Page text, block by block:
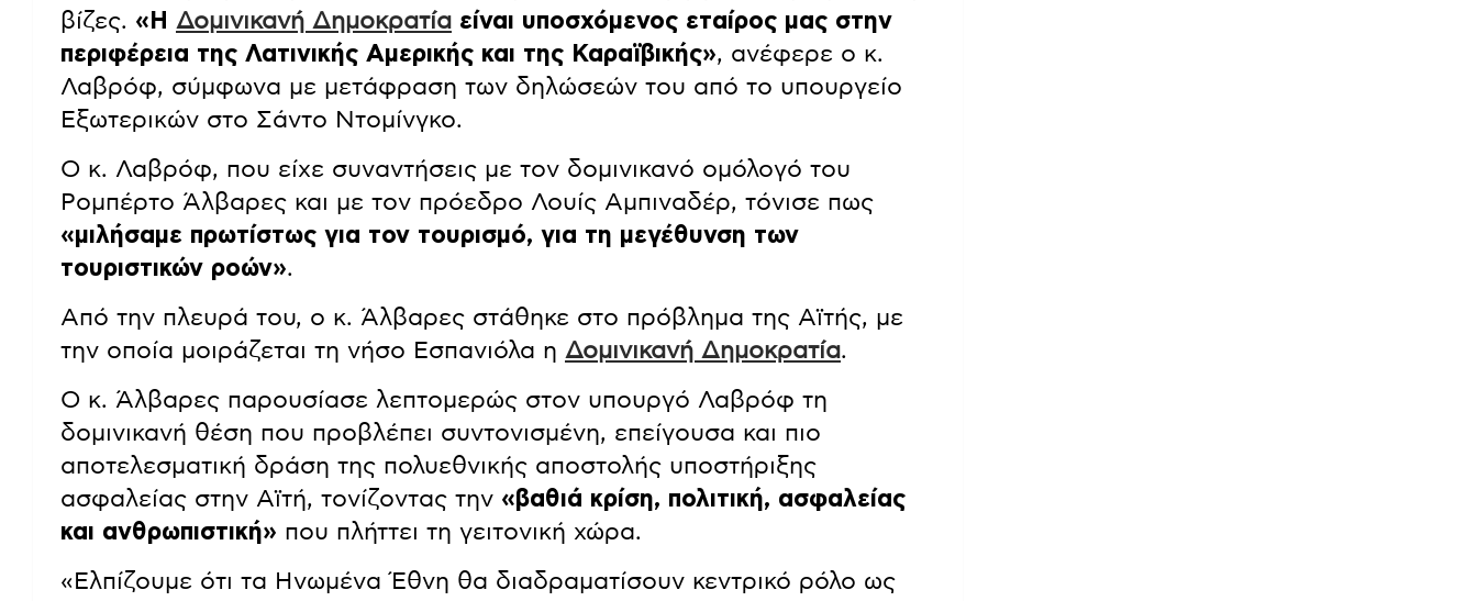
βίζες. «Η Δομινικανή Δημοκρατία είναι υποσχόμενος εταίρος μας στην
περιφέρεια της Λατινικής Αμερικής και της Καραϊβικής», ανέφερε ο κ.
Λαβρόφ, σύμφωνα με μετάφραση των δηλώσεών του από το υπουργείο
Εξωτερικών στο Σάντο Ντομίνγκο.
Ο κ. Λαβρόφ, που είχε συναντήσεις με τον δομινικανό ομόλογό του
Ρομπέρτο Άλβαρες και με τον πρόεδρο Λουίς Αμπιναδέρ, τόνισε πως
«μιλήσαμε πρωτίστως για τον τουρισμό, για τη μεγέθυνση των
τουριστικών ροών».
Από την πλευρά του, ο κ. Άλβαρες στάθηκε στο πρόβλημα της Αϊτής, με
την οποία μοιράζεται τη νήσο Εσπανιόλα η Δομινικανή Δημοκρατία.
Ο κ. Άλβαρες παρουσίασε λεπτομερώς στον υπουργό Λαβρόφ τη
δομινικανή θέση που προβλέπει συντονισμένη, επείγουσα και πιο
αποτελεσματική δράση της πολυεθνικής αποστολής υποστήριξης
ασφαλείας στην Αϊτή, τονίζοντας την «βαθιά κρίση, πολιτική, ασφαλείας
και ανθρωπιστική» που πλήττει τη γειτονική χώρα.
«Ελπίζουμε ότι τα Ηνωμένα Έθνη θα διαδραματίσουν κεντρικό ρόλο ως